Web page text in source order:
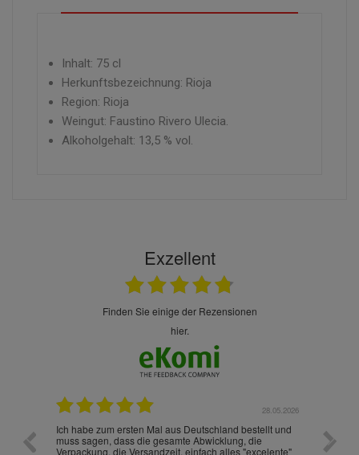
Inhalt: 75 cl
Herkunftsbezeichnung: Rioja
Region: Rioja
Weingut: Faustino Rivero Ulecia.
Alkoholgehalt: 13,5 % vol.
Exzellent
finden Sie einige der Rezensionen
hier.
28.05.2026
Ich habe zum ersten Mal aus Deutschland bestellt und
muss sagen, dass die gesamte Abwicklung, die
Verpackung, die Versandzeit, einfach alles "excelente"
Die
gut
ist